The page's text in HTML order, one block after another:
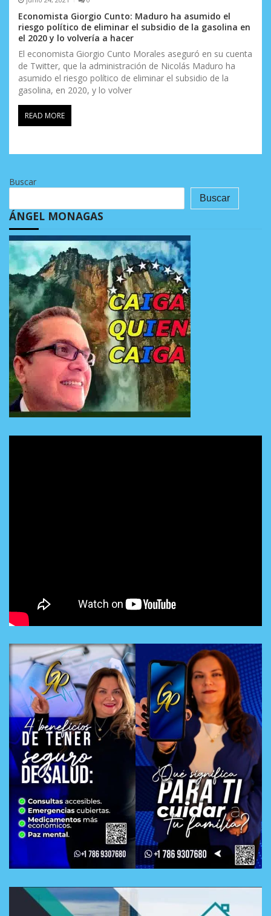
Economista Giorgio Cunto: Maduro ha asumido el
riesgo político de eliminar el subsidio de la gasolina en
el 2020 y lo volvería a hacer
El economista Giorgio Cunto Morales aseguró en su cuenta
de Twitter, que la administración de Nicolás Maduro ha
asumido el riesgo político de eliminar el subsidio de la
gasolina, en 2020, y lo volver
READ MORE
Buscar
Buscar
ÁNGEL MONAGAS